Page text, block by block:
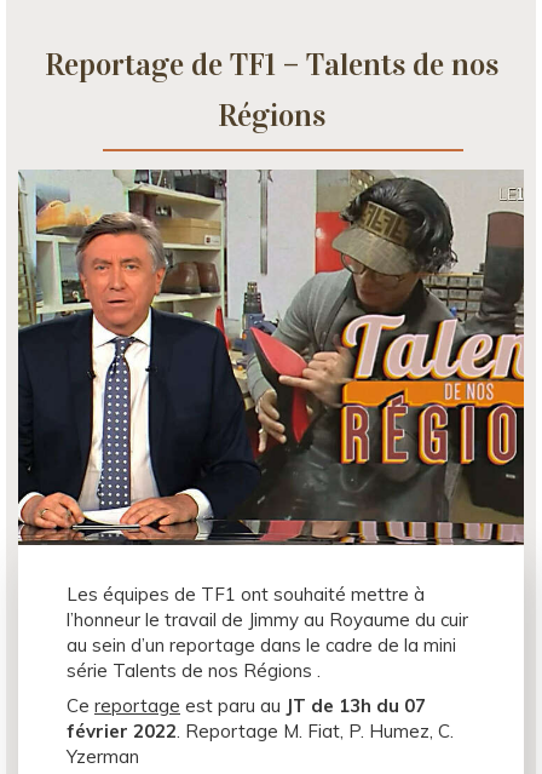
Reportage de TF1 – Talents de nos
Régions
Les équipes de TF1 ont souhaité mettre à
l’honneur le travail de Jimmy au Royaume du cuir
au sein d’un reportage dans le cadre de la mini
série Talents de nos Régions .
Ce reportage est paru au JT de 13h du 07
février 2022. Reportage M. Fiat, P. Humez, C.
Yzerman